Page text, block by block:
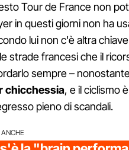
Tour de France non
in questi giorni non ha
lui non c'è altra
strade francesi che il
sempre –
chicchessia, e il ciclismo
pieno di scandali.